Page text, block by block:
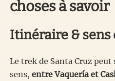
choses à savoir
Itinéraire & sens
Le trek de Santa Cruz peut
sens, entre Vaquería et